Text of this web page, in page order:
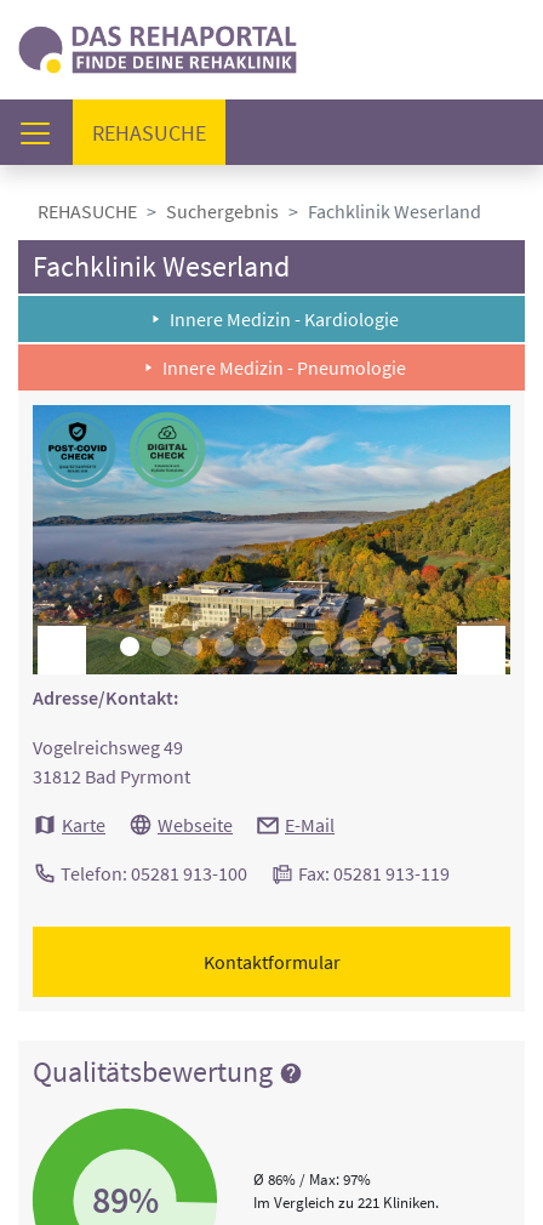
REHASUCHE(AKTUELL)
REHASUCHE Suchergebnis Fachklinik Weserland
Fachklinik Weserland
Innere Medizin - Kardiologie
Innere Medizin - Pneumologie
Adresse/Kontakt:
Vogelreichsweg 49
31812 Bad Pyrmont
Karte
Webseite E-Mail
Telefon: 05281 913-100 Fax: 05281 913-119
Kontaktformular
Qualitätsbewertung
89%
Ø 86% / Max: 97%
Im Vergleich zu 221 Kliniken.